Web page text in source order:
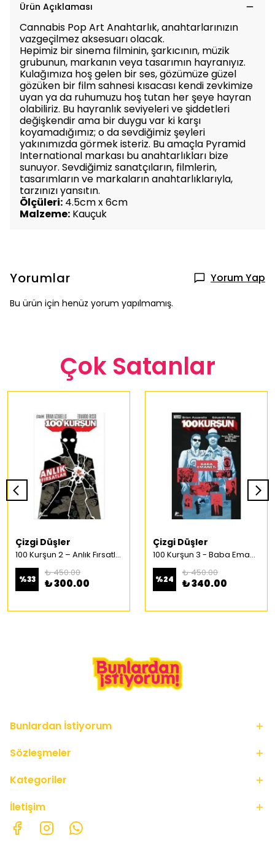
Ürün Açıklaması
Cannabis Pop Art Anahtarlık, anahtarlarınızın
vazgeçilmez aksesuarı olacak.
Hepimiz bir sinema filminin, şarkıcının, müzik
grubunun, markanın veya tasarımın hayranıyız.
Kulağımıza hoş gelen bir ses, gözümüze güzel
gözüken bir film sahnesi kısacası kendi zevkimize
uyan ya da ruhumuzu hoş tutan her şeye hayran
olabiliriz. Bu hayranlık seviyeleri ve şiddetleri
değişkendir ama bir duygu var ki karşı
koyamadığımız; o da sevdiğimiz şeyleri
yakınımızda görmek isteriz. Bu amaçla Pyramid
International markası bu anahtarlıkları bize
sunuyor. Sevdiğimiz sanatçıların, filmlerin,
tasarımların ve markaların anahtarlıklarıyla,
tarzınızı yansıtın.
Ölçüleri: 4.5cm x 6cm
Malzeme: Kauçuk
Yorumlar Yorum Yap
Bu ürün için henüz yorum yapılmamış.
Çok Satanlar
Çizgi Düşler
100 Kurşun 2 – Anlık Fırsatlar Türkçe Çizgi Roman
%33
₺ 450.00
₺ 300.00
Çizgi Düşler
100 Kurşun 3 - Baba Emaneti Türkçe Çizgi Roman
%24
₺ 450.00
₺ 340.00
Bunlardan İstiyorum
Sözleşmeler
Kategoriler
İletişim